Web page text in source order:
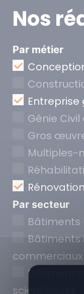
Nos
Par métier
Génie
Gros
Multiples-
Par secteur
Bâtiments
Bâtiments
commerciaux
Bâtiments
scientifiques